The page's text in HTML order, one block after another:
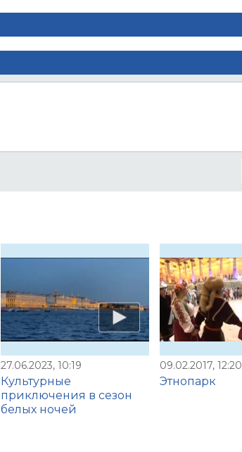
27.06.2023, 10:19
Культурные
приключения в сезон
белых ночей
09.02.2017, 12:20
Этнопарк